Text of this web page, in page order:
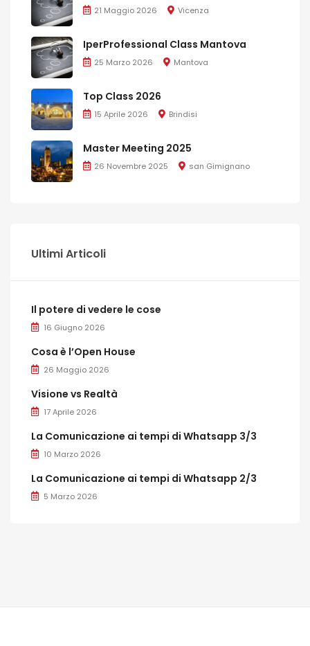
21 Maggio 2026 Vicenza
IperProfessional Class Mantova
25 Marzo 2026 Mantova
Top Class 2026
15 Aprile 2026 Brindisi
Master Meeting 2025
26 Novembre 2025 san Gimignano
Ultimi Articoli
Il potere di vedere le cose
16 Giugno 2026
Cosa è l’Open House
26 Maggio 2026
Visione vs Realtà
17 Aprile 2026
La Comunicazione ai tempi di Whatsapp 3/3
10 Marzo 2026
La Comunicazione ai tempi di Whatsapp 2/3
5 Marzo 2026